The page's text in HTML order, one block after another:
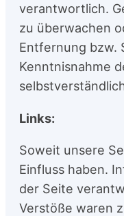
verantwortlich.
zu überwachen
Entfernung bzw.
Kenntnisnahme
Links:
Soweit unsere
Einfluss haben.
der Seite
Verstöße waren